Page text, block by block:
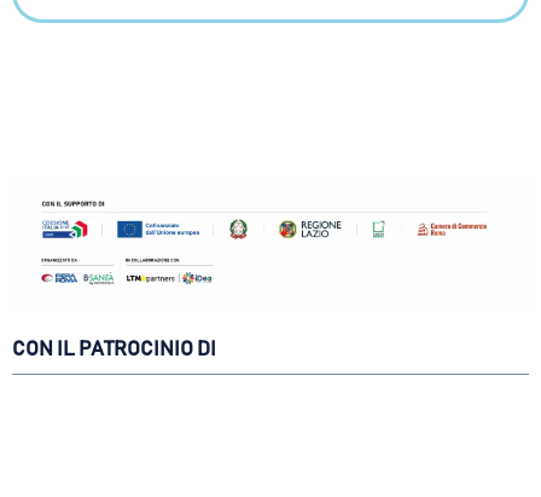
CON IL PATROCINIO DI